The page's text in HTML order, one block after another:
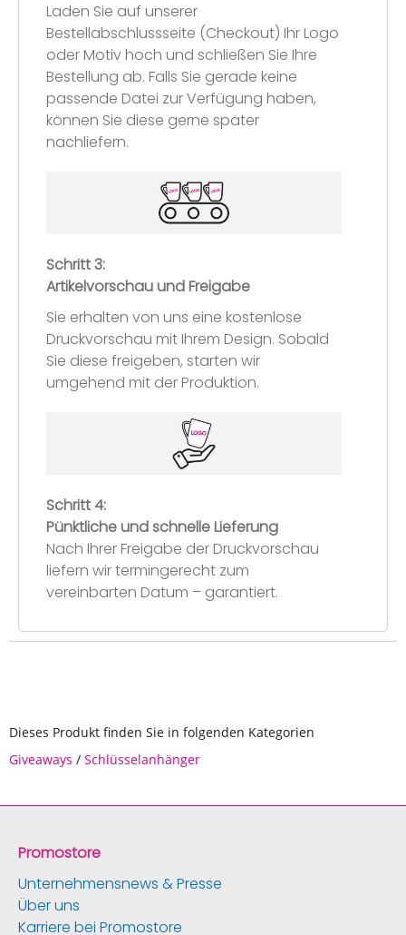
Laden Sie auf unserer
Bestellabschlussseite (Checkout) Ihr Logo
oder Motiv hoch und schließen Sie Ihre
Bestellung ab. Falls Sie gerade keine
passende Datei zur Verfügung haben,
können Sie diese gerne später
nachliefern.
Schritt 3:
Artikelvorschau und Freigabe
Sie erhalten von uns eine kostenlose
Druckvorschau mit Ihrem Design. Sobald
Sie diese freigeben, starten wir
umgehend mit der Produktion.
Schritt 4:
Pünktliche und schnelle Lieferung
Nach Ihrer Freigabe der Druckvorschau
liefern wir termingerecht zum
vereinbarten Datum – garantiert.
Dieses Produkt finden Sie in folgenden Kategorien
Giveaways / Schlüsselanhänger
Promostore
Unternehmensnews & Presse
Über uns
Karriere bei Promostore